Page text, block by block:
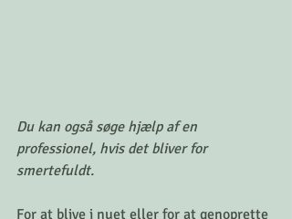
Du kan også søge hjælp af en
professionel, hvis det bliver for
smertefuldt.
For at blive i nuet eller for at genoprette